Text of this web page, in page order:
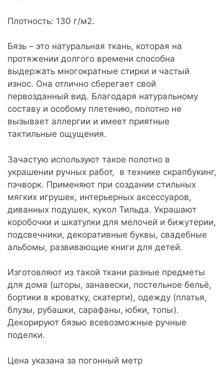
Сердце
кількість
Плотность: 130 г/м2.
Бязь – это натуральная ткань, которая на
протяжении долгого времени способна
выдержать многократные стирки и частый
износ. Она отлично сберегает свой
первозданный вид. Благодаря натуральному
составу и особому плетению, полотно не
вызывает аллергии и имеет приятные
тактильные ощущения.
Зачастую используют такое полотно в
украшении ручных работ, в технике скрапбукинг,
пэчворк. Применяют при создании стильных
мягких игрушек, интерьерных аксессуаров,
диванных подушек, кукол Тильда. Украшают
коробочки и шкатулки для мелочей и бижутерии,
подсвечники, декоративные буквы, свадебные
альбомы, развивающие книги для детей.
Изготовляют из такой ткани разные предметы
для дома (шторы, занавески, постельное бельё,
бортики в кроватку, скатерти), одежду (платья,
блузы, рубашки, сарафаны, юбки, топы).
Декорируют бязью всевозможные ручные
поделки.
Цена указана за погонный метр